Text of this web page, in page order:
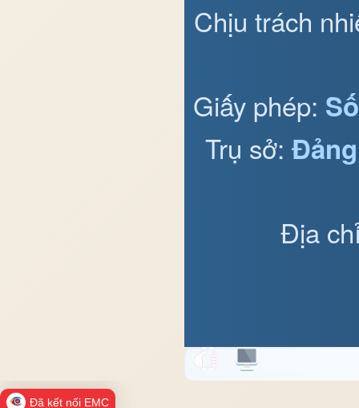
Chịu trách
Giấy phép:
Trụ sở:
Địa
Đã kết nối EMC